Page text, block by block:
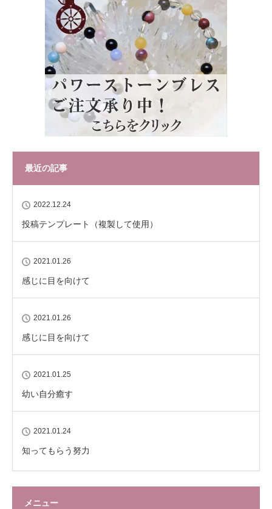
最近の記事
2022.12.24
投稿テンプレート（複製して使用）
2021.01.26
感じに目を向けて
2021.01.26
感じに目を向けて
2021.01.25
幼い自分癒す
2021.01.24
知ってもらう努力
メニュー